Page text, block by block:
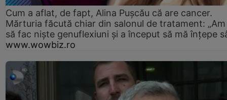
Cum a aflat, de fapt, Alina Pușcău că are cancer.
Mărturia făcută chiar din salonul de tratament:
să fac niște genuflexiuni și a început să mă înțepe
www.wowbiz.ro